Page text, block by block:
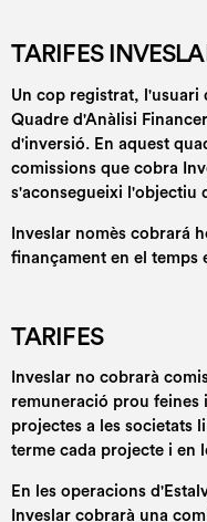
TARIFES
Un cop registrat, l'usuari
Quadre d'Anàlisi
d'inversió. En aquest
comissions que cobra
s'aconsegueixi l'objectiu
Inveslar nomès cobrará
finançament en el temps
TARIFES
Inveslar no cobrarà
remuneració prou feines
projectes a les societats
terme cada projecte i en
En les operacions
Inveslar cobrarà una